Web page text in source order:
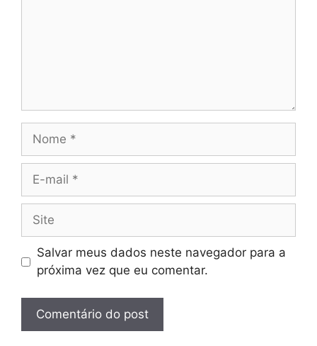
Nome
Site
Salvar meus dados neste navegador para a
próxima vez que eu comentar.